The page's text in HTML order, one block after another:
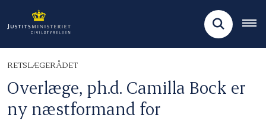
RETSLÆGERÅDET
Overlæge, ph.d. Camilla Bock er
ny næstformand for